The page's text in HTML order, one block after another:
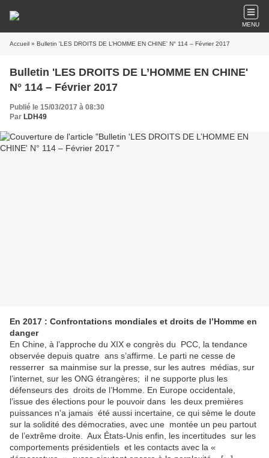
MENU
Accueil » Bulletin 'LES DROITS DE L’HOMME EN CHINE' N° 114 – Février 2017
Bulletin 'LES DROITS DE L’HOMME EN CHINE'
N° 114 – Février 2017
Publié le 15/03/2017 à 08:30
Par LDH49
En 2017 : Confrontations mondiales et droits de l’Homme en
danger
En Chine, à l’approche du XIX e congrès du PCC, la tendance
observée depuis quatre ans s’affirme. Le parti ne cesse de
resserrer sa mainmise sur la presse, sur les autres médias, sur
l’internet, sur les ONG étrangères; il ne supporte plus les
défenseurs des droits de l’Homme. En Europe occidentale,
l’issue des élections pour le pouvoir dans les deux premières
puissances n’a jamais été aussi incertaine, ce qui sème le doute
sur la solidité des démocraties, avec une montée un peu partout
de l’extrême droite. Aux États-Unis enfin, les incertitudes sur les
comportements présidentiels et les contacts avec la «